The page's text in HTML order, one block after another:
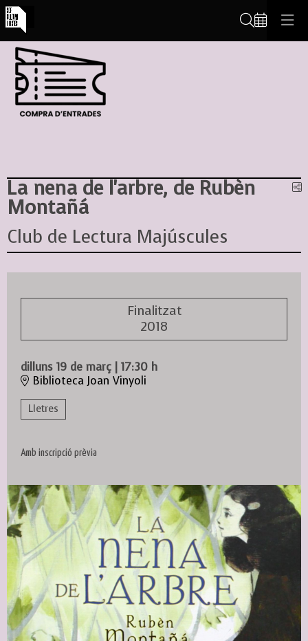
La nena de l'arbre, de Rubèn
Montañá
Club de Lectura Majúscules
Finalitzat
2018
dilluns 19 de març | 17:30 h
Biblioteca Joan Vinyoli
Lletres
Amb inscripció prèvia